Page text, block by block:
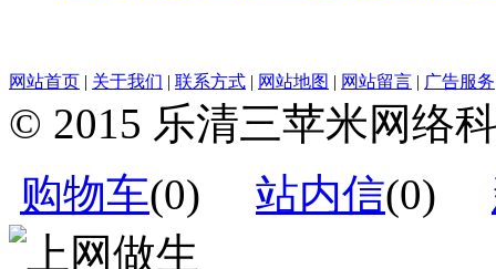
网站首页 | 关于我们 | 联系方式 | 网站地图 | 网站留言 | 广告服务
© 2015 乐清三苹米网络
购物车(0) 站内信(0)